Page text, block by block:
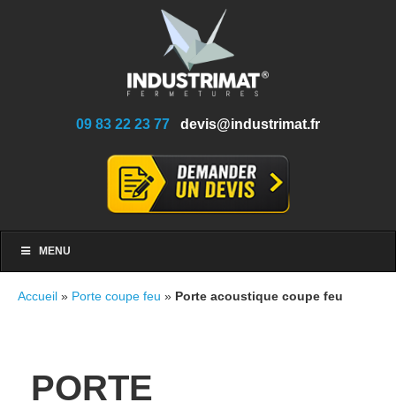
09 83 22 23 77 devis@industrimat.fr
MENU
Accueil » Porte coupe feu » Porte acoustique coupe feu
PORTE